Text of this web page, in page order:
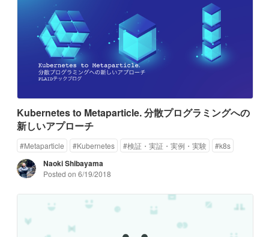
Kubernetes to Metaparticle. 分散プログラミングへの
新しいアプローチ
#Metaparticle #Kubernetes #検証・実証・実例・実験 #k8s
Naoki Shibayama
Posted on 6/19/2018